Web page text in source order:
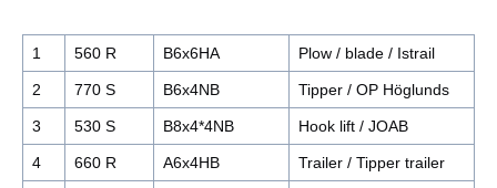
1 560 R B6x6HA Plow / blade / Istrail
2 770 S B6x4NB Tipper / OP Höglunds
3 530 S B8x4*4NB Hook lift / JOAB
4 660 R A6x4HB Trailer / Tipper trailer